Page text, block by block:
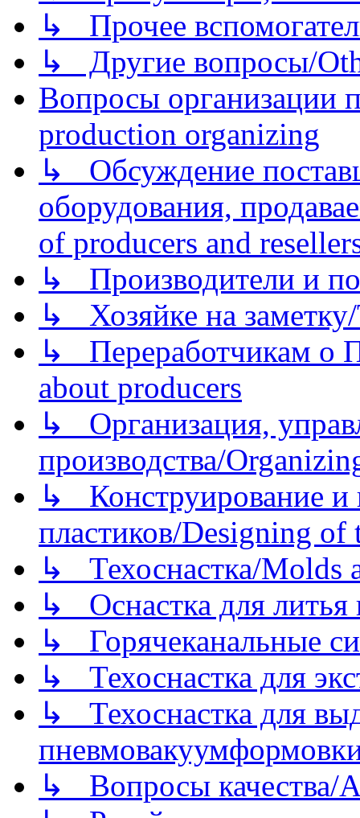
↳ Прочее
↳ Другие вопросы/
Вопросы организации
production organizing
↳ Обсуждение
оборудования,
of producers and
↳ Производители и
↳ Хозяйке на
↳ Переработчикам о
about producers
↳ Организация,
производства/
↳ Конструирование и
пластиков/Designing of
↳ Техоснастка/Molds
↳ Оснастка для литья
↳ Горячеканальные
↳ Техоснастка для
↳ Техоснастка для
↳ Вопросы качества/